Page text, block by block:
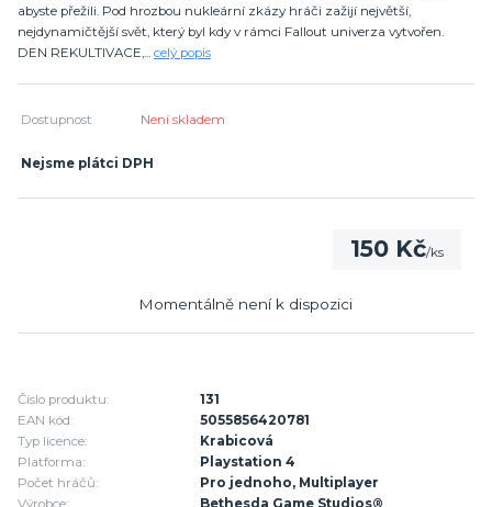
abyste přežili. Pod hrozbou nukleární zkázy hráči zažijí největší,
nejdynamičtější svět, který byl kdy v rámci Fallout univerza vytvořen.
DEN REKULTIVACE,... celý popis
Dostupnost Není skladem
Nejsme plátci DPH
150 Kč/ks
Momentálně není k dispozici
Číslo produktu:
131
EAN kód:
5055856420781
Typ licence:
Krabicová
Platforma:
Playstation 4
Počet hráčů:
Pro jednoho, Multiplayer
Výrobce:
Bethesda Game Studios®